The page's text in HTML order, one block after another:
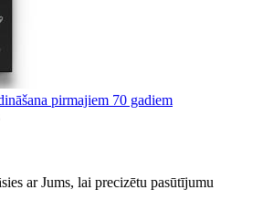
pirmajiem 70 gadiem
ar Jums, lai precizētu pasūtījumu